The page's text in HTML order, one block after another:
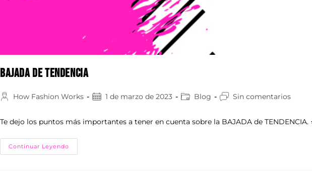
BAJADA DE TENDENCIA
How Fashion Works 1 de marzo de 2023 Blog Sin comentarios
Te dejo los puntos más importantes a tener en cuenta sobre la BAJADA de
Continuar Leyendo